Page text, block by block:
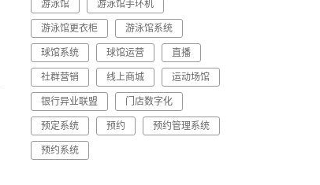
游泳馆 游泳馆手环机
游泳馆更衣柜 游泳馆系统
球馆系统 球馆运营 直播
社群营销 线上商城 运动场馆
银行异业联盟 门店数字化
预定系统 预约 预约管理系统
预约系统